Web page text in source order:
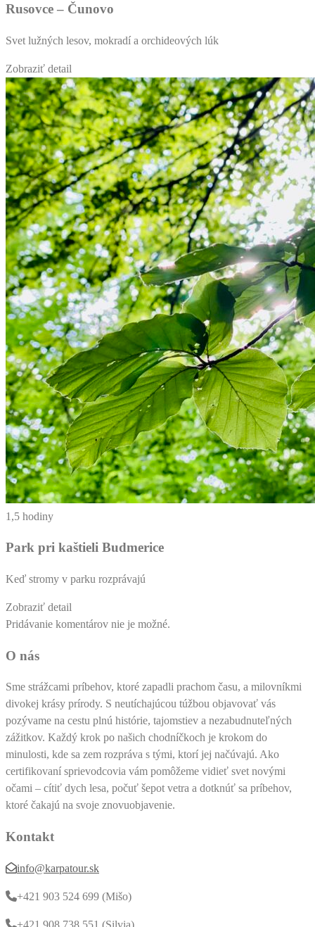
Rusovce – Čunovo
Svet lužných lesov, mokradí a orchideových lúk
Zobraziť detail
1,5 hodiny
Park pri kaštieli Budmerice
Keď stromy v parku rozprávajú
Zobraziť detail
Pridávanie komentárov nie je možné.
O nás
Sme strážcami príbehov, ktoré zapadli prachom času, a milovníkmi
divokej krásy prírody. S neutíchajúcou túžbou objavovať vás
pozývame na cestu plnú histórie, tajomstiev a nezabudnuteľných
zážitkov. Každý krok po našich chodníčkoch je krokom do
minulosti, kde sa zem rozpráva s tými, ktorí jej načúvajú. Ako
certifikovaní sprievodcovia vám pomôžeme vidieť svet novými
očami – cítiť dych lesa, počuť šepot vetra a dotknúť sa príbehov,
ktoré čakajú na svoje znovuobjavenie.
Kontakt
info@karpatour.sk
+421 903 524 699 (Mišo)
+421 908 738 551 (Silvia)